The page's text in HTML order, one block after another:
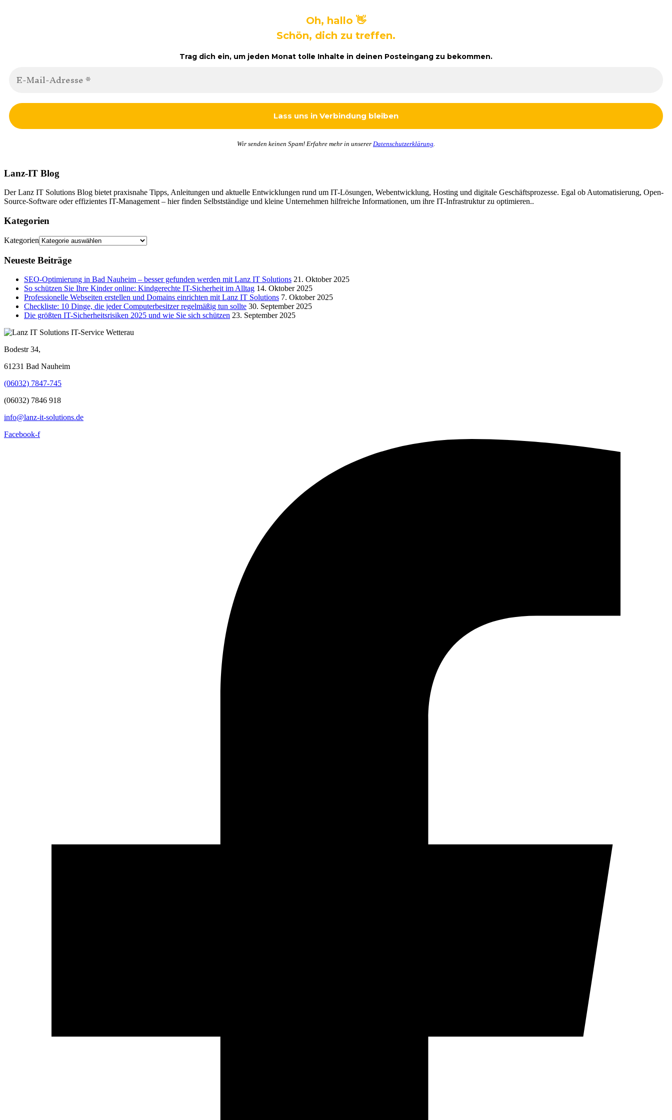
Oh, hallo 👋
Schön, dich zu treffen.
Trag dich ein, um jeden Monat tolle Inhalte in deinen Posteingang zu bekommen.
Wir senden keinen Spam! Erfahre mehr in unserer Datenschutzerklärung
Lanz-IT Blog
Der Lanz IT Solutions Blog bietet praxisnahe Tipps, Anleitungen und aktuelle Entwicklungen rund um IT-Lösungen, Webentwicklung, Hosting und digitale Geschäftsprozesse. Egal ob Automatisierung, Open-
Source-Software oder effizientes IT-Management – hier finden Selbstständige und kleine Unternehmen hilfreiche Informationen, um ihre IT-Infrastruktur zu optimieren..
Kategorien
Kategorien
Neueste Beiträge
SEO-Optimierung in Bad Nauheim – besser gefunden werden mit Lanz IT Solutions 21. Oktober 2025
So schützen Sie Ihre Kinder online: Kindgerechte IT-Sicherheit im Alltag 14. Oktober 2025
Professionelle Webseiten erstellen und Domains einrichten mit Lanz IT Solutions 7. Oktober 2025
Checkliste: 10 Dinge, die jeder Computerbesitzer regelmäßig tun sollte 30. September 2025
Die größten IT-Sicherheitsrisiken 2025 und wie Sie sich schützen 23. September 2025
Bodestr 34,
61231 Bad Nauheim
(06032) 7847-745
(06032) 7846 918
info@lanz-it-solutions.de
Facebook-f